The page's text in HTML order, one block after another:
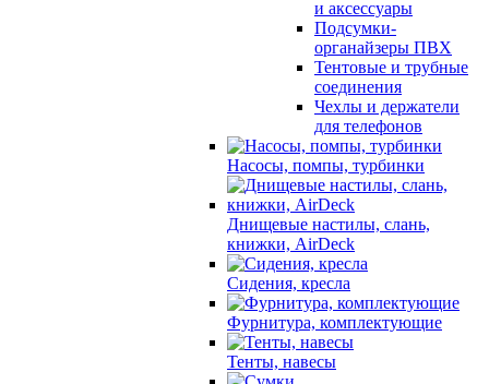
и аксессуары
Подсумки-
органайзеры ПВХ
Тентовые и трубные
соединения
Чехлы и держатели
для телефонов
Насосы, помпы, турбинки
Днищевые настилы, слань,
книжки, AirDeck
Сидения, кресла
Фурнитура, комплектующие
Тенты, навесы